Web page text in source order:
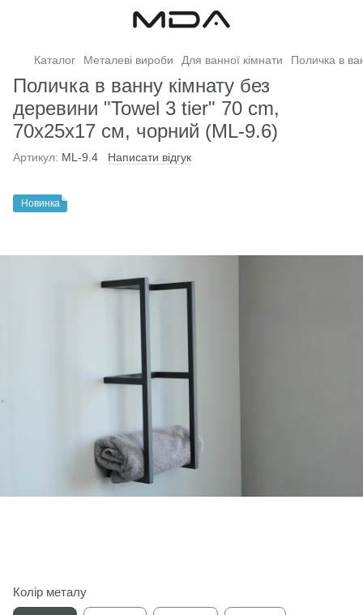
Каталог Металеві вироби Для ванної кімнати Поличка в
Поличка в ванну кімнату без
деревини "Towel 3 tier" 70 cm,
70х25х17 см, чорний (ML-9.6)
Артикул: ML-9.4 Написати відгук
Новинка
Колір металу